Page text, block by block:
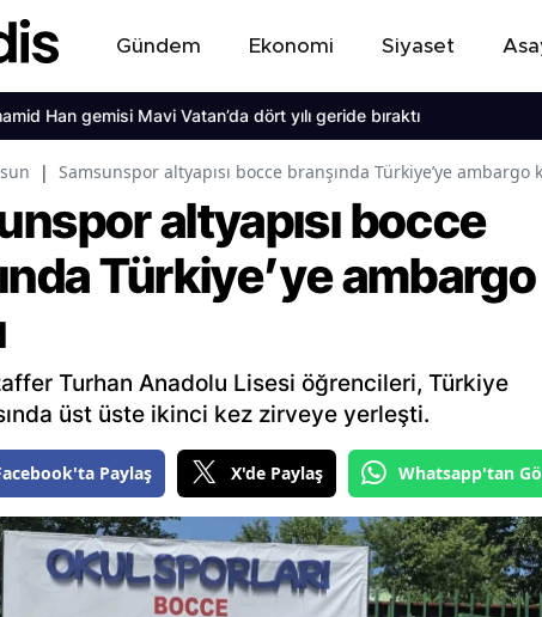
Gündem Ekonomi Siyaset
gemisi Mavi Vatan’da dört yılı geride bıraktı
| Samsunspor altyapısı bocce branşında Türkiye’ye ambargo
altyapısı bocce
Türkiye’ye ambargo
Turhan Anadolu Lisesi öğrencileri, Türkiye
üst üste ikinci kez zirveye yerleşti.
Paylaş X'de Paylaş Whatsapp'tan